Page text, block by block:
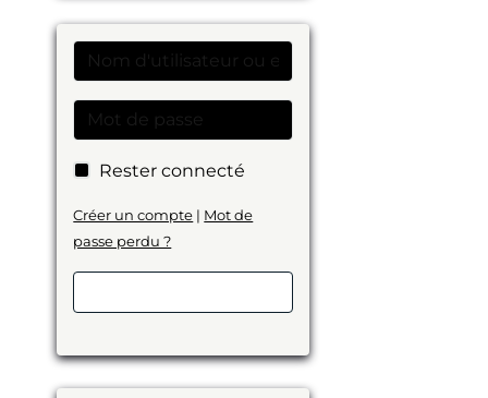
Rester connecté
Créer un compte | Mot de
passe perdu ?